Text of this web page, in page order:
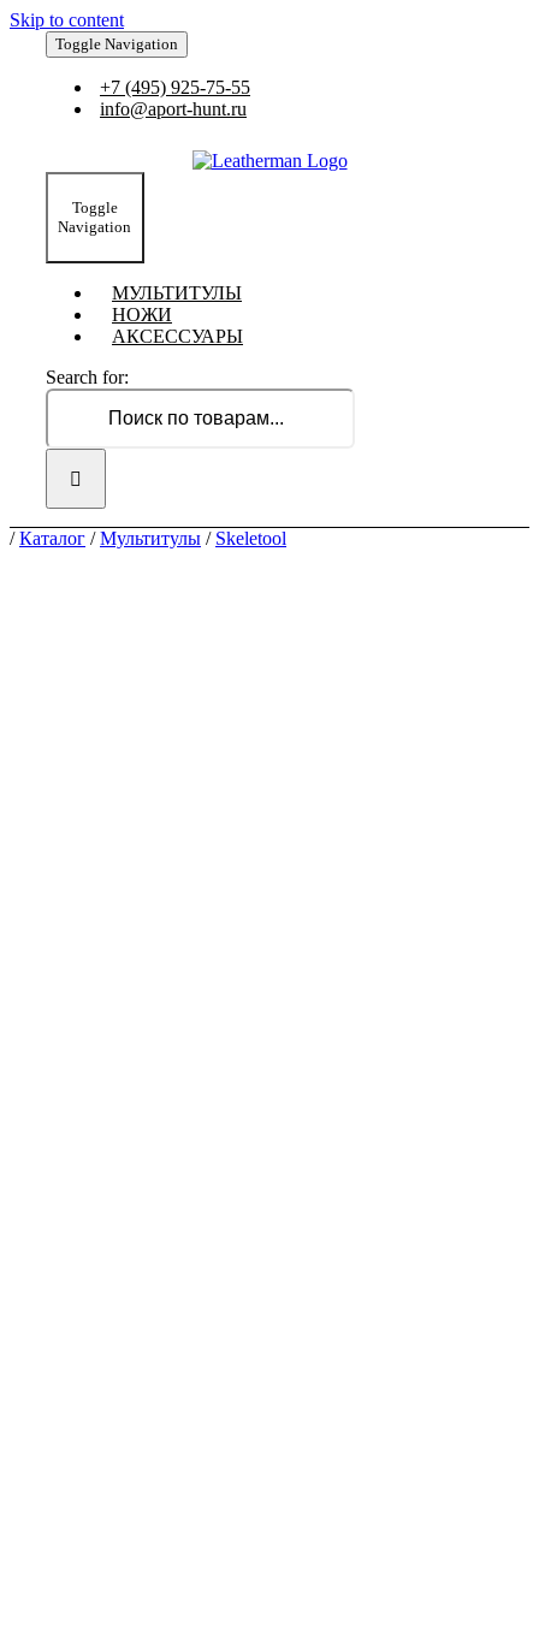
Skip to content
Toggle Navigation
+7 (495) 925-75-55
info@aport-hunt.ru
Toggle
Navigation
МУЛЬТИТУЛЫ
НОЖИ
АКСЕССУАРЫ
Search for:
/Каталог /Мультитулы / Skeletool